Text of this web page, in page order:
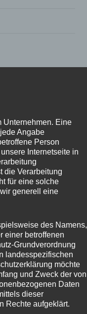
Unternehmen. Eine
Angabe
Person
Internetseite in
die Verarbeitung
für eine solche
generell eine
des Namens,
einer betroffenen
Grundverordnung
landesspezifischen
möchte
und Zweck der von
Daten
dieser
Rechte aufgeklärt.